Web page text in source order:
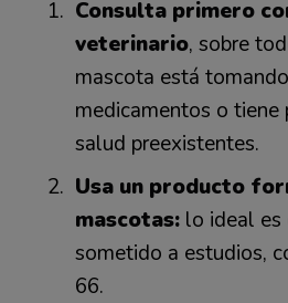
Consulta primero
veterinario, sobre
mascota está tomando
medicamentos o tiene
salud preexistentes.
Usa un producto
mascotas: lo ideal es
sometido a estudios,
66.